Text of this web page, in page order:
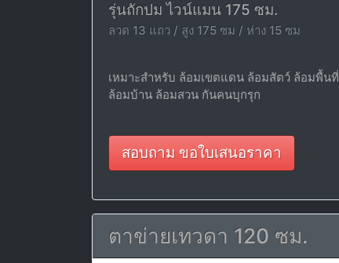
รุ่นถักปม ไวน์แมน 175 ซม.
ลวด 13 แถว / สูง 175 ซม / ห่าง 15 ซม
เหมาะสำหรับ ล้อมเขตแดน ล้อมสัตว์ ล้อมพื้นที่
ล้อมบ้าน ล้อมสวน กันคนบุกรุก
สอบถาม ขอใบเสนอราคา
ตาข่ายเทวดา 120 ซม.